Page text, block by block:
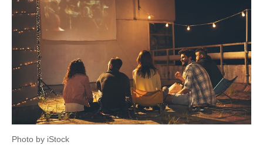
Photo by iStock